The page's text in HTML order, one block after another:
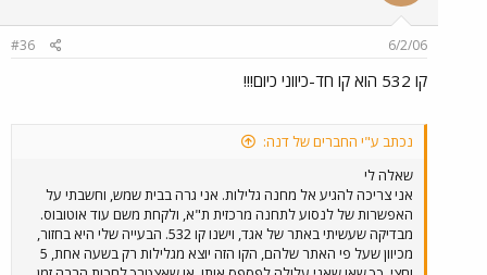
6/2/06
#36
קו 532 הוא קו חד-כיווני כיום!!!
נכתב ע"י החברים של דנה:
שאלה לי
אני צריכה להגיע אל מחנה גלילות. אני גרה בבית שמש, וחשבתי על
האפשרות של לנסוע לתחנה מרכזית ת"א, ולקחת משם עוד אוטובוס.
מבדיקה שעשיתי באתר של אגד, וישנו קו 532. הבעייה שלי היא בחזור,
מכיוון שעל פי האתר שלהם, הקו הזה יוצא מגלילות רק בשעה אחת, 5